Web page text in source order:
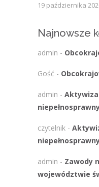
19 października
Najnowsze
admin -
Gość -
admin -
czytelnik -
admin - Zawody
województwie